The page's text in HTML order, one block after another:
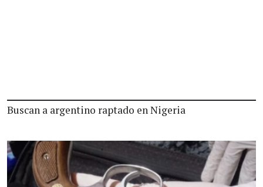
Buscan a argentino raptado en Nigeria